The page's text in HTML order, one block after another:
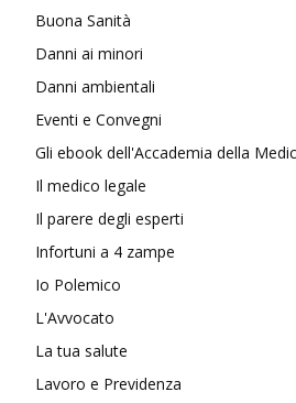
Buona Sanità
Danni ai minori
Danni ambientali
Eventi e Convegni
Gli ebook dell'Accademia della
Il medico legale
Il parere degli esperti
Infortuni a 4 zampe
Io Polemico
L'Avvocato
La tua salute
Lavoro e Previdenza